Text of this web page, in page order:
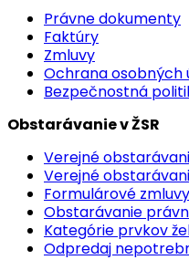
Právne dokumenty
Faktúry
Zmluvy
Ochrana osobných
Bezpečnostná
Obstarávanie v ŽSR
Verejné
Verejné
Formulárové zmluvy
Obstarávanie
Kategórie prvkov
Odpredaj